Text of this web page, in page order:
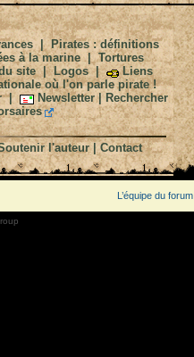
|Pirates : définitions
à la marine|Tortures
site|Logos|
Liens
où l'on parle pirate !
| Newsletter| Rechercher
l'auteur|Contact
L’équipe du forum